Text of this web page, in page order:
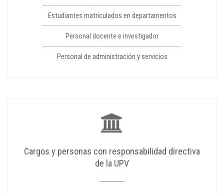
Estudiantes matriculados en departamentos
Personal docente e investigador
Personal de administración y servicios
Cargos y personas con responsabilidad directiva
de la UPV